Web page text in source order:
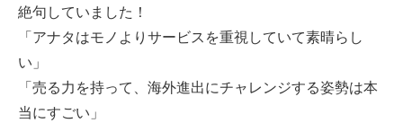
絶句していました！
「アナタはモノよりサービスを重視していて素晴らし
い」
「売る力を持って、海外進出にチャレンジする姿勢は本
当にすごい」